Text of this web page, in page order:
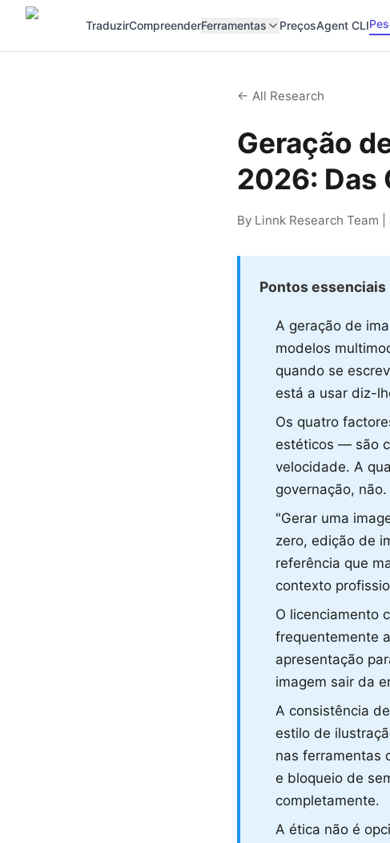
TraduzirCompreenderFerramentas PreçosAgent CLI
← All Research
Geração
2026: Das
By Linnk Research Team
Pontos essenciais
A geração de
modelos
quando se
está a usar diz-
Os quatro
estéticos — são
velocidade. A
governação, não.
"Gerar uma
zero, edição de
referência que
contexto
O licenciamento
frequentemente
apresentação
imagem sair da
A consistência
estilo de
nas ferramentas
e bloqueio de
completamente.
A ética não é